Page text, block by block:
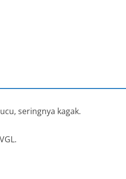
seringnya kagak.